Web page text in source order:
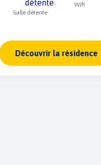
Salle détente
Wifi
Découvrir la résidence